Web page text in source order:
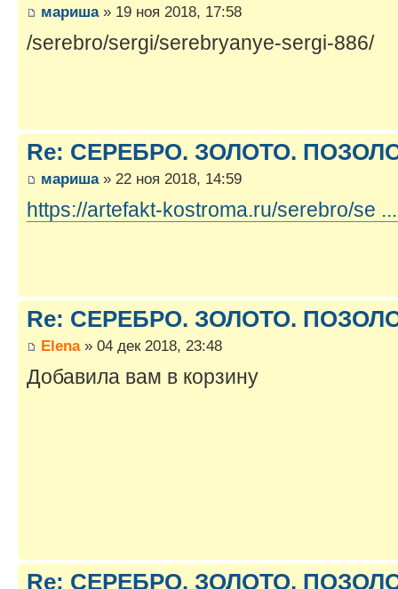
мариша» 19 ноя 2018, 17:58
/serebro/sergi/serebryanye-sergi-886/
Re: СЕРЕБРО. ЗОЛОТО.
мариша» 22 ноя 2018, 14:59
https://artefakt-kostroma.ru/serebro/se
Re: СЕРЕБРО. ЗОЛОТО.
Elena» 04 дек 2018, 23:48
Добавила вам в корзину
Re: СЕРЕБРО. ЗОЛОТО.